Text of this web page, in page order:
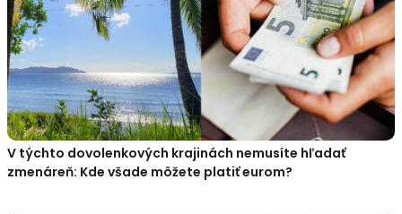
V týchto dovolenkových krajinách nemusíte hľadať
zmenáreň: Kde všade môžete platiť eurom?